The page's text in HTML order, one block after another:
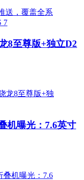
8至尊版+独立D2
机曝光：7.6英寸